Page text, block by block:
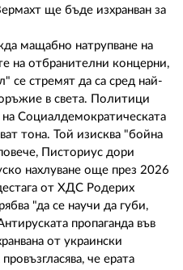
ще бъде изхранван за
мащабно натрупване на
на отбранителни концерни,
се стремят да са сред най-
в света. Политици
Социалдемократическата
тона. Той изисква "бойна
Писториус дори
нахлуване още през 2026
от ХДС Родерих
"да се научи да губи,
пропаганда във
от украински
че ерата